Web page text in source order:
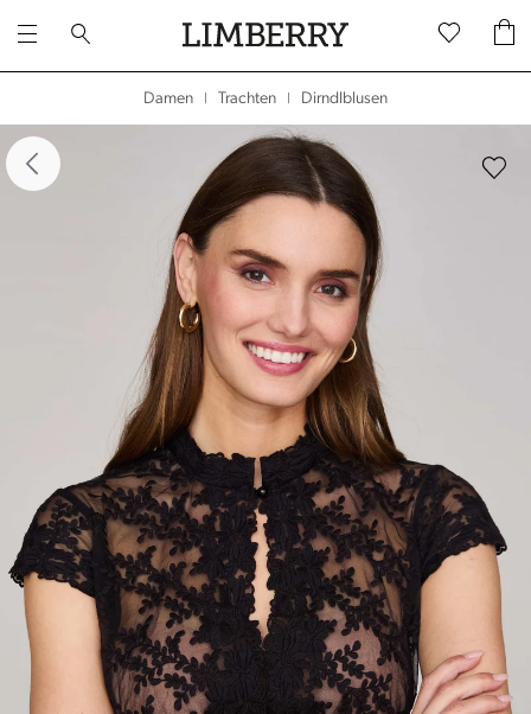
Damen Trachten Dirndlblusen
überspringen